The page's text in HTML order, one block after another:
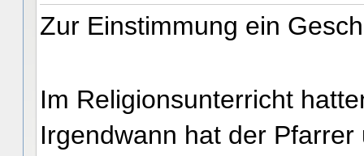
Zur Einstimmung ein
Im Religionsunterricht
Irgendwann hat der